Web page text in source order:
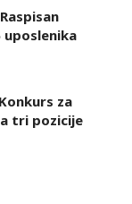
uposlenika
za
tri pozicije